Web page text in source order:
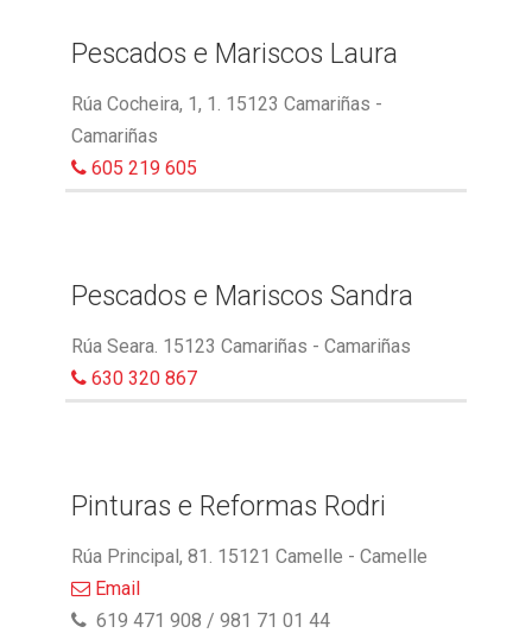
Pescados e Mariscos Laura
Rúa Cocheira, 1, 1. 15123 Camariñas -
Camariñas
605 219 605
Pescados e Mariscos Sandra
Rúa Seara. 15123 Camariñas - Camariñas
630 320 867
Pinturas e Reformas Rodri
Rúa Principal, 81. 15121 Camelle - Camelle
Email
619 471 908 / 981 71 01 44